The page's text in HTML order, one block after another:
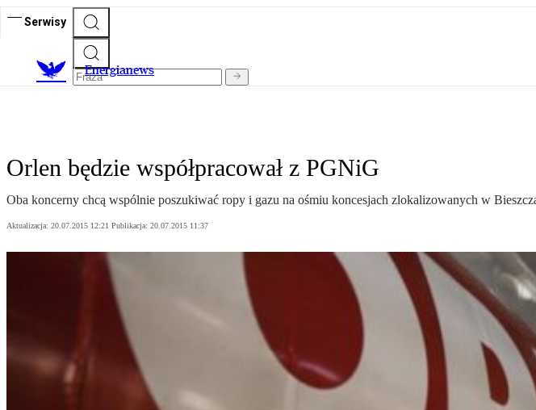
Serwisy
Energianews
Orlen będzie współpracował z PGNiG
Oba koncerny chcą wspólnie poszukiwać ropy i gazu na ośmiu koncesjach zlokalizowanych w
Aktualizacja: 20.07.2015 12:21 Publikacja: 20.07.2015 11:37